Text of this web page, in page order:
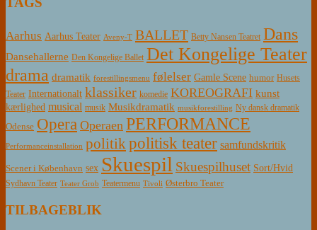
Aarhus Aarhus Teater Aveny-T BALLET Betty Nansen Teatret Dans
Dansehallerne Den Kongelige Ballet Det Kongelige Teater
drama dramatik forestillingsmenu følelser Gamle Scene humor Husets
Teater Internationalt klassiker komedie KOREOGRAFI kunst
kærlighed musical musik Musikdramatik musikforestilling Ny dansk dramatik
Odense Opera Operaen PERFORMANCE
Performanceinstallation politikpolitisk teater samfundskritik
Scener i København sex Skuespil Skuespilhuset Sort/Hvid
Sydhavn Teater Teater Grob Teatermenu Tivoli Østerbro Teater
TILBAGEBLIK